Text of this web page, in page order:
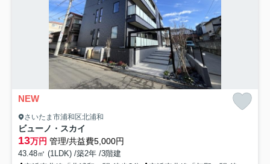
NEW
さいたま市浦和区北浦和
ビューノ・スカイ
13万円 管理/共益費5,000円
43.48㎡ (1LDK) /築2年 /3階建